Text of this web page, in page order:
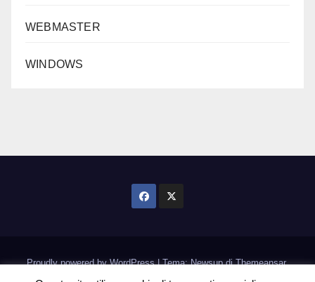
WEBMASTER
WINDOWS
Proudly powered by WordPress|Tema: Newsup diThemeansar.